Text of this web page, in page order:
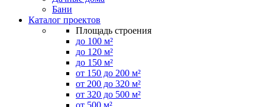
Бани
Каталог проектов
Площадь строения
до 100 м²
до 120 м²
до 150 м²
от 150 до 200 м²
от 200 до 320 м²
от 320 до 500 м²